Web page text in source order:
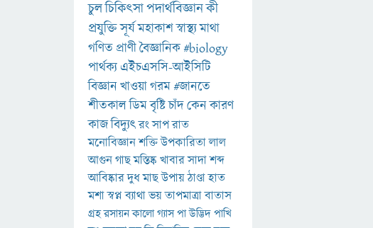
চুলচিকিৎসাপদার্থবিজ্ঞানকী
প্রযুক্তিসূর্যমহাকাশস্বাস্থ্যমাথা
গণিত প্রাণীবৈজ্ঞানিক#biology
পার্থক্য এইচএসসি-আইসিটি
বিজ্ঞানখাওয়াগরম#জানতে
শীতকালডিমবৃষ্টিচাঁদকেনকারণ
কাজবিদ্যুৎরংসাপরাত
মনোবিজ্ঞানশক্তিউপকারিতালাল
আগুনগাছমস্তিষ্কখাবারসাদাশব্দ
আবিষ্কারদুধমাছউপায়ঠাণ্ডাহাত
মশাস্বপ্নব্যাথাভয়তাপমাত্রাবাতাস
গ্রহরসায়নকালোগ্যাসপাউদ্ভিদপাখি